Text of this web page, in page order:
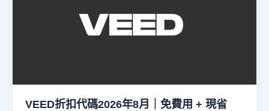
VEED折扣代碼2026年8月｜免費用 + 現省